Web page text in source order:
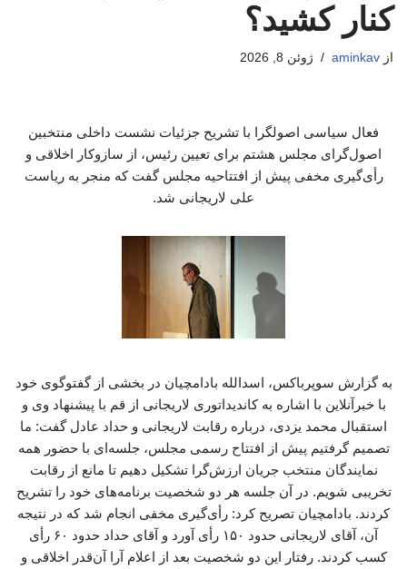
کنار کشید؟
از aminkav ژوئن 8, 2026
فعال سیاسی اصولگرا با تشریح جزئیات نشست داخلی منتخبین
اصول‌گرای مجلس هشتم برای تعیین رئیس، از سازوکار اخلاقی و
رأی‌گیری مخفی پیش از افتتاحیه مجلس گفت که منجر به ریاست
علی لاریجانی شد.
به گزارش سوپرباکس، اسدالله بادامچیان در بخشی از گفت­وگوی خود
با خبرآنلاین با اشاره به کاندیداتوری لاریجانی از قم با پیشنهاد وی و
استقبال محمد یزدی، درباره رقابت لاریجانی و حداد عادل گفت: ما
تصمیم گرفتیم پیش از افتتاح رسمی مجلس، جلسه‌ای با حضور همه
نمایندگان منتخب جریان ارزش‌گرا تشکیل دهیم تا مانع از رقابت
تخریبی شویم. در آن جلسه هر دو شخصیت برنامه‌های خود را تشریح
کردند. بادامچیان تصریح کرد: رأی‌گیری مخفی انجام شد که در نتیجه
آن، آقای لاریجانی حدود ۱۵۰ رأی آورد و آقای حداد حدود ۶۰ رأی
کسب کردند. رفتار این دو شخصیت بعد از اعلام آرا آن‌قدر اخلاقی و